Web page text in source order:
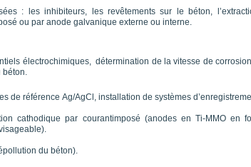
: les inhibiteurs, les revêtements sur le béton,
ou par anode galvanique externe ou interne.
électrochimiques, détermination de la vitesse de
béton.
de référence Ag/AgCl, installation de systèmes
cathodique par courantimposé (anodes en Ti-MMO en
du béton).